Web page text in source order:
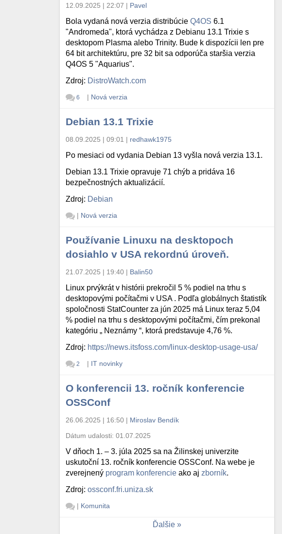
12.09.2025 | 22:07 | Pavel
Bola vydaná nová verzia distribúcieQ4OS 6.1
"Andromeda", ktorá vychádza z Debianu 13.1 Trixie s
desktopom Plasma alebo Trinity. Bude k dispozícii len pre
64 bit architektúru, pre 32 bit sa odporúča staršia verzia
Q4OS 5 "Aquarius".
Zdroj: DistroWatch.com
6 | Nová verzia
Debian 13.1 Trixie
08.09.2025 | 09:01 | redhawk1975
Po mesiaci od vydania Debian 13 vyšla nová verzia 13.1.
Debian 13.1 Trixie opravuje 71 chýb a pridáva 16
bezpečnostných aktualizácií.
Zdroj: Debian
| Nová verzia
Používanie Linuxu na desktopoch
dosiahlo v USA rekordnú úroveň.
21.07.2025 | 19:40 | Balin50
Linux prvýkrát v histórii prekročil 5 % podiel na trhu s
desktopovými počítačmi v USA . Podľa globálnych štatistík
spoločnosti StatCounter za jún 2025 má Linux teraz 5,04
% podiel na trhu s desktopovými počítačmi, čím prekonal
kategóriu „ Neznámy “, ktorá predstavuje 4,76 %.
Zdroj: https://news.itsfoss.com/linux-desktop-usage-usa/
2 | IT novinky
O konferencii 13. ročník konferencie
OSSConf
26.06.2025 | 16:50 | Miroslav Bendík
Dátum udalosti:01.07.2025
V dňoch 1. – 3. júla 2025 sa na Žilinskej univerzite
uskutoční 13. ročník konferencie OSSConf. Na webe je
zverejnený program konferencie ako aj zborník.
Zdroj:ossconf.fri.uniza.sk
| Komunita
Ďalšie